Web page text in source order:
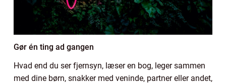
Gør én ting ad gangen
Hvad end du ser fjernsyn, læser en bog, leger sammen
med dine børn, snakker med veninde, partner eller andet,